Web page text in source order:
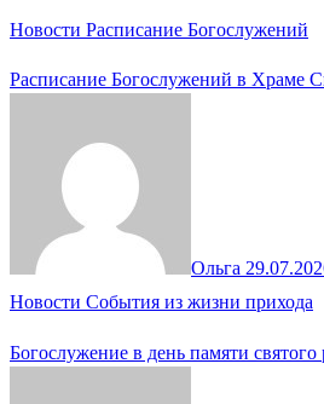
Новости Расписание Богослужений
Расписание Богослужений в Храме
Ольга
Новости События из жизни прихода
Богослужение в день памяти